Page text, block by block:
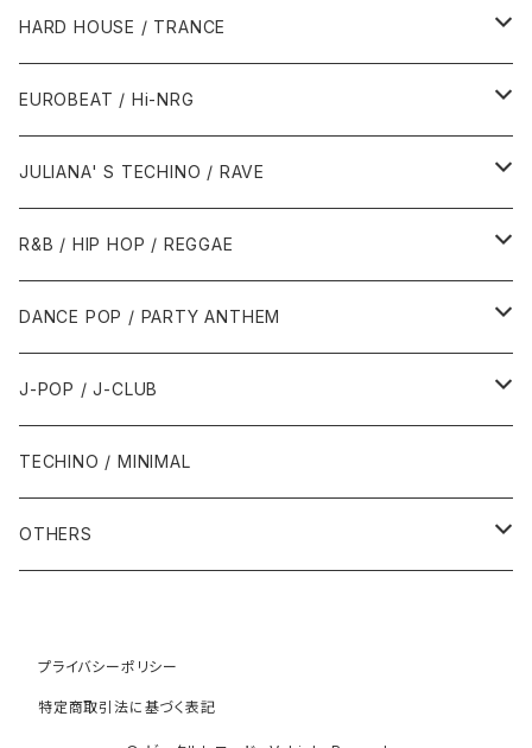
1980年代
1987年・以前
1988年
1990年代
1990年
1991年
1995年
1996年
1998年
2000年代
2000年
2001年
2005年
2007年
2010年代
2010年
2011年
2016年
HARD HOUSE / TRANCE
1990年代
1994年・以前
1995年
1999年
2000年代
2000年
2001年
2005年
2007年
EUROBEAT / Hi-NRG
1980年代
1986年・以前
1987年
1990年代
1990年
1991年
2000年代
JULIANA' S TECHINO / RAVE
1990年代
1990年
1991年
1996年 - 1999年
2000年代
2000年
2001年
R&B / HIP HOP / REGGAE
1980年代
1985年・以前
1986年
1990年代
1990年
1991年
1993年
2000年代
2000年
2002年
DANCE POP / PARTY ANTHEM
1980年代
1988年・以前
1989年
1990年代
1990年
1992年
2000年代
2001年
J-POP / J-CLUB
1980年代
1990年代
1991年
2000年
TECHINO / MINIMAL
OTHERS
1985年・以前
1990年代
プライバシーポリシー
特定商取引法に基づく表記